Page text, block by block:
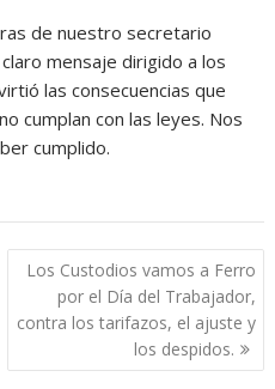
de nuestro secretario
mensaje dirigido a los
las consecuencias que
cumplan con las leyes. Nos
cumplido.
Los Custodios vamos a Ferro
por el Día del Trabajador,
contra los tarifazos, el ajuste y
los despidos.